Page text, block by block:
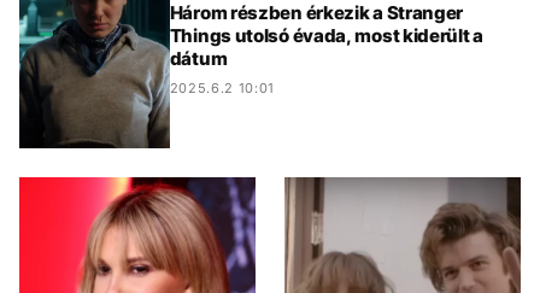
Három részben érkezik a Stranger
Things utolsó évada, most kiderült a
dátum
2025.6.2 10:01